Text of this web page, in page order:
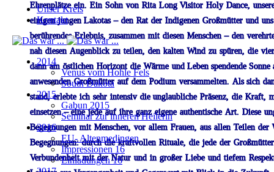
Ehrenplätze ein. Ein Sohn von Rita LongVisitor Holy Dance,
einigen jungen Lakotas – den Rat der Indigenen Großmütter und uns
berührendes Erlebnis, zusammen mit diesen Menschen – den
nah diesen Augenblick zu teilen, den kalten Wind zu spüren, die
dann am östlichen Horizont die Wärme und Leben spendende Sonne
anwesenden Großmütter auf dem Podium versammelten. Als sich
stand, erlebte ich sehr intensiv dieunglaubliche Präsenz, die Kraft,
einsetzen –eine jede auf ihre ganz eigene authentische Art. Diese
Begegnungen mit Menschen, vor allem Frauen, aus allen Teilen der
Begegnungen: durch die kraftvollen Rituale, die jede der Großmütter
Verbundenheit mit der Natur und in großer Liebe und tiefem
Unser Kreis
Kontakt
2014
Venus vom Hohle Fels
South Dakota
2015
Gabun 2015
Seminar zur inneren Heilerin
2016
EU- Altenmedingen
Impressionen 16
Einladungen 16